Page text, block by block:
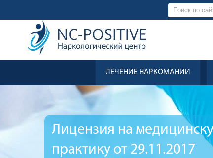
ЛЕЧЕНИЕ НАРКОМАНИИ
Лицензия на
практику от 29.11.2017